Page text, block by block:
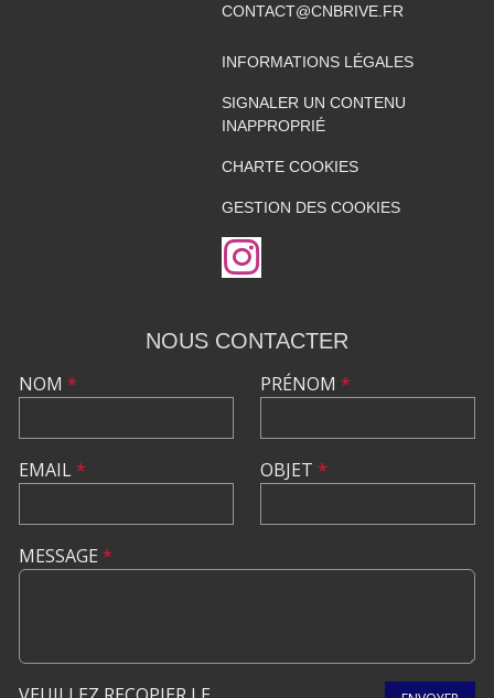
CONTACT@CNBRIVE.FR
INFORMATIONS LÉGALES
SIGNALER UN CONTENU
INAPPROPRIÉ
CHARTE COOKIES
GESTION DES COOKIES
NOUS CONTACTER
NOM *
EMAIL*
PRÉNOM *
OBJET *
MESSAGE *